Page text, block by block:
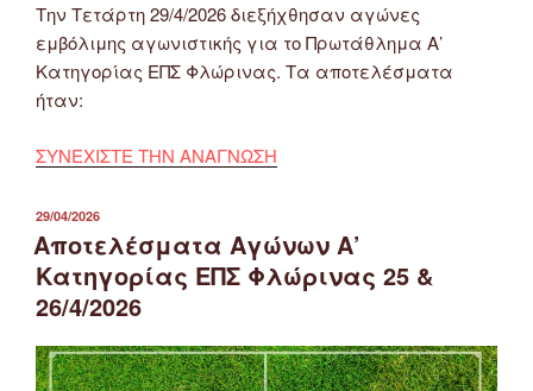
Την Τετάρτη 29/4/2026 διεξήχθησαν αγώνες
εμβόλιμης αγωνιστικής για το Πρωτάθλημα Α’
Κατηγορίας ΕΠΣ Φλώρινας. Τα αποτελέσματα
ήταν:
ΣΥΝΕΧΙΣΤΕ ΤΗΝ ΑΝΑΓΝΩΣΗ
ΔΗΜΟΣΙΕΎΤΗΚΕ
ΣΤΙΣ
29/04/2026
Αποτελέσματα Αγώνων Α’
Κατηγορίας ΕΠΣ Φλώρινας 25 &
26/4/2026